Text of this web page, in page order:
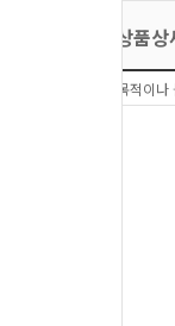
상품
상품문의 이외에 다른목적이